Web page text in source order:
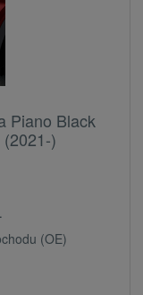
Piano Black
)
(OE)